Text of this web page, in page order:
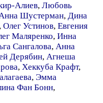
Алиев, Любовь
Шустерман, Дина
, Олег Устинов, Евгения
Маляренко, Инна
Сангалова, Анна
Дерябин, Агнеша
, Хеккуба Крафт,
, Эмма
Фан Бонн,